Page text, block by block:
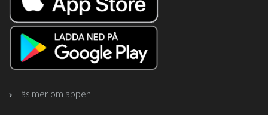
Läs mer om appen